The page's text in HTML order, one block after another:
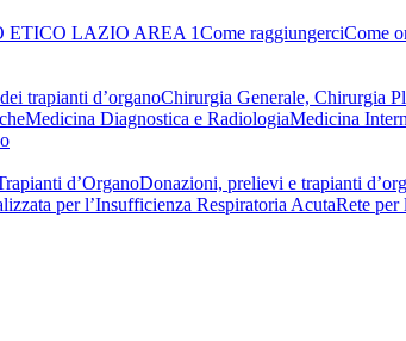
ETICO LAZIO AREA 1Come raggiungerciCome
trapianti d’organoChirurgia Generale, Chirurgia
Medicina Diagnostica e RadiologiaMedicina
d’OrganoDonazioni, prelievi e trapianti
per l’Insufficienza Respiratoria AcutaRete